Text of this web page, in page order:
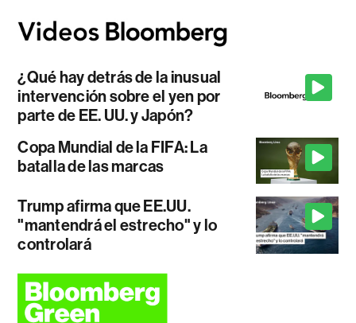
¿Qué hay detrás de la inusual
intervención sobre el yen por
parte de EE. UU. y Japón?
Copa Mundial de la FIFA: La
batalla de las marcas
Trump afirma que EE.UU.
"mantendrá el estrecho" y lo
controlará